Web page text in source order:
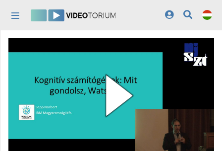
Felfedezés
Kategóriák